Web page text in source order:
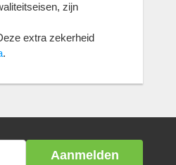
zijn
extra zekerheid
.
Aanmelden